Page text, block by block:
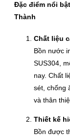
Đặc điểm nổi
Thành
Chất liệu
Bồn nước
SUS304,
nay. Chất
sét, chống
và thân
Thiết kế
Bồn được